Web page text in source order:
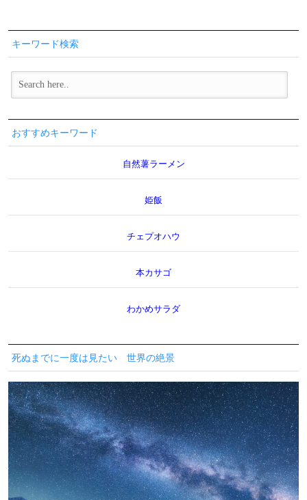
キーワード検索
おすすめキーワード
自然薯ラーメン
姫飯
チェプオハウ
本カサゴ
わかめサラダ
死ぬまでに一度は見たい 世界の絶景